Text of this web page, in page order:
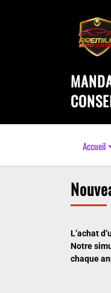
Accueil
L’achat
Notre
chaque